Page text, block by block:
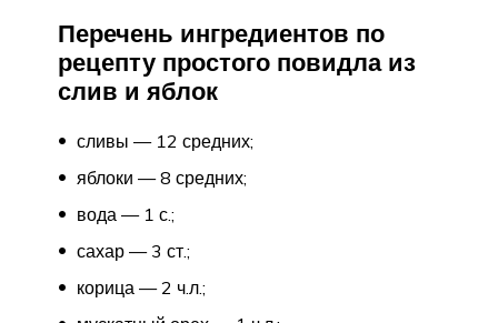
Перечень ингредиентов по
рецепту простого повидла из
слив и яблок
сливы — 12 средних;
яблоки — 8 средних;
вода — 1 с.;
сахар — 3 ст.;
корица — 2 ч.л.;